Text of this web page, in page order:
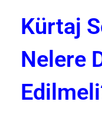
Kürtaj
Nelere